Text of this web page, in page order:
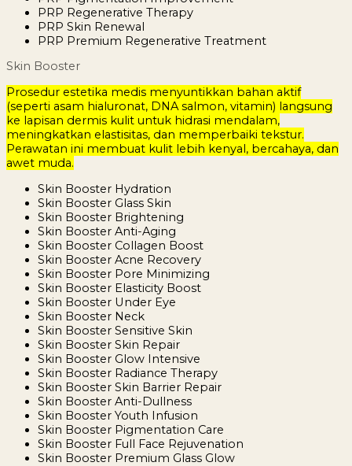
PRP Regenerative Therapy
PRP Skin Renewal
PRP Premium Regenerative Treatment
Skin Booster
Prosedur estetika medis menyuntikkan bahan aktif
(seperti asam hialuronat, DNA salmon, vitamin) langsung
ke lapisan dermis kulit untuk hidrasi mendalam,
meningkatkan elastisitas, dan memperbaiki tekstur.
Perawatan ini membuat kulit lebih kenyal, bercahaya, dan
awet muda.
Skin Booster Hydration
Skin Booster Glass Skin
Skin Booster Brightening
Skin Booster Anti-Aging
Skin Booster Collagen Boost
Skin Booster Acne Recovery
Skin Booster Pore Minimizing
Skin Booster Elasticity Boost
Skin Booster Under Eye
Skin Booster Neck
Skin Booster Sensitive Skin
Skin Booster Skin Repair
Skin Booster Glow Intensive
Skin Booster Radiance Therapy
Skin Booster Skin Barrier Repair
Skin Booster Anti-Dullness
Skin Booster Youth Infusion
Skin Booster Pigmentation Care
Skin Booster Full Face Rejuvenation
Skin Booster Premium Glass Glow